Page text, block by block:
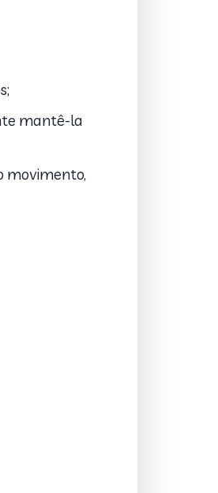
mantê-la
movimento,